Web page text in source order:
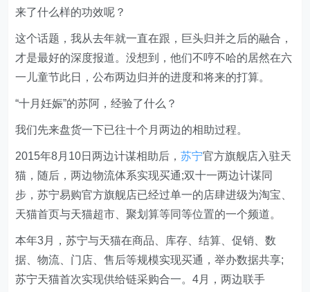
来了什么样的功效呢？
这个话题，我从去年就一直在跟，巨头归并之后的融合，
才是最好的深度报道。没想到，他们不哼不哈的居然在六
一儿童节此日，公布两边归并的进度和将来的打算。
“十月妊娠”的苏阿，经验了什么？
我们先来盘货一下已往十个月两边的相助过程。
2015年8月10日两边计谋相助后，苏宁官方旗舰店入驻天
猫，随后，两边物流体系实现买通;双十一两边计谋同
步，苏宁易购官方旗舰店已经过单一的店肆进级为淘宝、
天猫首页与天猫超市、聚划算等同等位置的一个频道。
本年3月，苏宁与天猫在商品、库存、结算、促销、数
据、物流、门店、售后等规模实现买通，举办数据共享;
苏宁天猫首次实现供给链采购合一。4月，两边联手